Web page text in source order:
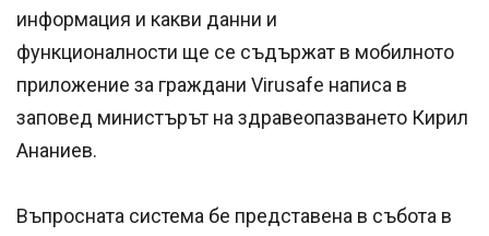
информация и какви данни и
функционалности ще се съдържат в мобилното
приложение за граждани Virusafe написа в
заповед министърът на здравеопазването Кирил
Ананиев.
Въпросната система бе представена в събота в